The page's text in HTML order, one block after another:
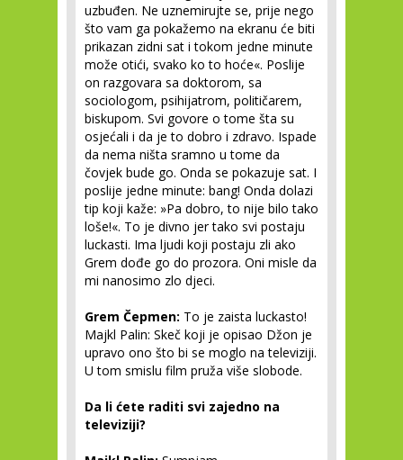
uzbuđen. Ne uznemirujte se, prije nego
što vam ga pokažemo na ekranu će biti
prikazan zidni sat i tokom jedne minute
može otići, svako ko to hoće«. Poslije
on razgovara sa doktorom, sa
sociologom, psihijatrom, političarem,
biskupom. Svi govore o tome šta su
osjećali i da je to dobro i zdravo. Ispade
da nema ništa sramno u tome da
čovjek bude go. Onda se pokazuje sat. I
poslije jedne minute: bang! Onda dolazi
tip koji kaže: »Pa dobro, to nije bilo tako
loše!«. To je divno jer tako svi postaju
luckasti. Ima ljudi koji postaju zli ako
Grem dođe go do prozora. Oni misle da
mi nanosimo zlo djeci.
Grem Čepmen: To je zaista luckasto!
Majkl Palin: Skeč koji je opisao Džon je
upravo ono što bi se moglo na televiziji.
U tom smislu film pruža više slobode.
Da li ćete raditi svi zajedno na
televiziji?